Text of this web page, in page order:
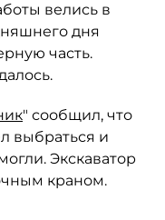
велись в
дня
часть.
" сообщил, что
выбраться и
Экскаватор
краном.